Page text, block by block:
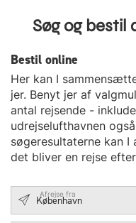
Søg og bestil
Bestil online
Her kan I
jer. Benyt jer af
antal rejsende -
udrejselufthavnen
søgeresultaterne kan
det bliver en rejse
Afrejse fra